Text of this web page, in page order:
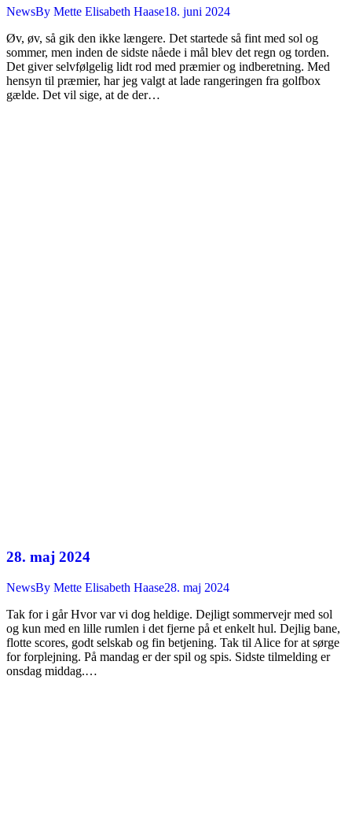
NewsBy Mette Elisabeth Haase18. juni 2024
Øv, øv, så gik den ikke længere. Det startede så fint med sol og
sommer, men inden de sidste nåede i mål blev det regn og torden.
Det giver selvfølgelig lidt rod med præmier og indberetning. Med
hensyn til præmier, har jeg valgt at lade rangeringen fra golfbox
gælde. Det vil sige, at de der…
28. maj 2024
NewsBy Mette Elisabeth Haase28. maj 2024
Tak for i går Hvor var vi dog heldige. Dejligt sommervejr med sol
og kun med en lille rumlen i det fjerne på et enkelt hul. Dejlig bane,
flotte scores, godt selskab og fin betjening. Tak til Alice for at sørge
for forplejning. På mandag er der spil og spis. Sidste tilmelding er
onsdag middag.…